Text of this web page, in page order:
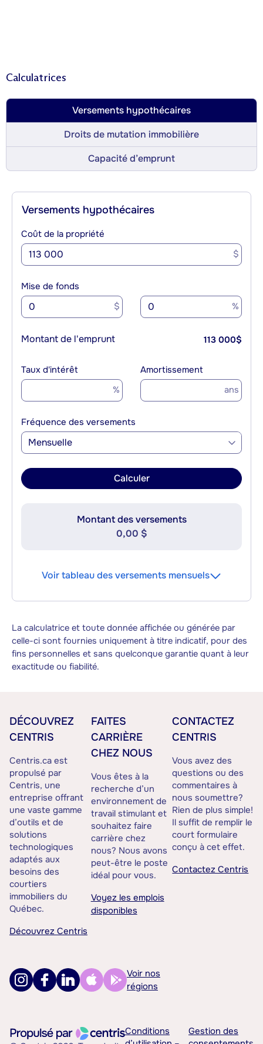
Calculatrices
Versements hypothécaires
Droits de mutation immobilière
Capacité d’emprunt
Versements hypothécaires
Coût de la propriété
$
Mise de fonds
$ %
Montant de l'emprunt 113 000$
Taux d'intérêt
%
Amortissement
ans
Fréquence des versements
Mensuelle
Calculer
Montant des versements
0,00 $
Voir tableau des versements mensuels
La calculatrice et toute donnée affichée ou générée par
celle-ci sont fournies uniquement à titre indicatif, pour des
fins personnelles et sans quelconque garantie quant à leur
exactitude ou fiabilité.
DÉCOUVREZ
CENTRIS
Centris.ca est
propulsé par
Centris, une
entreprise offrant
une vaste gamme
d’outils et de
solutions
technologiques
adaptés aux
besoins des
courtiers
immobiliers du
Québec.
Découvrez Centris
FAITES
CARRIÈRE
CHEZ NOUS
Vous êtes à la
recherche d’un
environnement de
travail stimulant et
souhaitez faire
carrière chez
nous? Nous avons
peut-être le poste
idéal pour vous.
Voyez les emplois
disponibles
CONTACTEZ
CENTRIS
Vous avez des
questions ou des
commentaires à
nous soumettre?
Rien de plus simple!
Il suffit de remplir le
court formulaire
conçu à cet effet.
Contactez Centris
Voir nos
régions
Conditions
Gestion des